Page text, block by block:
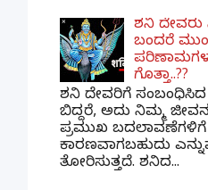
ಶನಿ
ಬಂದರೆ
ಪರಿಣಾಮಗಳು
ಗೊತ್ತಾ..??
ಶನಿ ದೇವರಿಗೆ ಸಂಬಂಧಿಸಿದ
ಬಿದ್ದರೆ, ಅದು ನಿಮ್ಮ
ಪ್ರಮುಖ ಬದಲಾವಣೆಗಳಿಗೆ
ಕಾರಣವಾಗಬಹುದು
ತೋರಿಸುತ್ತದೆ. ಶನಿದ...